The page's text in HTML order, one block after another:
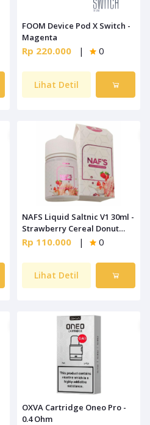
FOOM Device Pod X Switch -
Magenta
Rp 220.000 | 0
Lihat Detil
NAFS Liquid Saltnic V1 30ml -
Strawberry Cereal Donut
Milk
Rp 110.000 | 0
Lihat Detil
OXVA Cartridge Oneo Pro -
0.4 Ohm